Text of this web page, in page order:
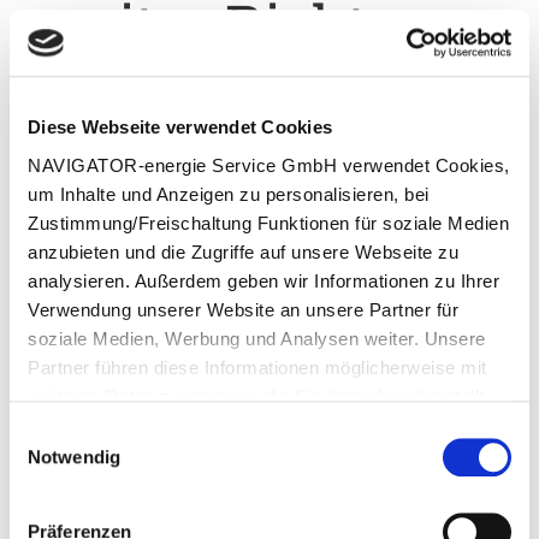
Diese Webseite verwendet Cookies
NAVIGATOR-energie Service GmbH verwendet Cookies,
um Inhalte und Anzeigen zu personalisieren, bei
Zustimmung/Freischaltung Funktionen für soziale Medien
anzubieten und die Zugriffe auf unsere Webseite zu
analysieren. Außerdem geben wir Informationen zu Ihrer
Verwendung unserer Website an unsere Partner für
soziale Medien, Werbung und Analysen weiter. Unsere
Partner führen diese Informationen möglicherweise mit
Dienste bereits gesammelt haben.
Notwendig
Präferenzen
weiter Richtung
2026
Wir bedanken uns herzlich für Ihr Vertrauen und Ihre Treue.
Unser Angebot bauen wir auch 2026 kompetent,
unabhängig und partnerschaftlich weiter aus. Gemeinsam
bleiben wir auf Kurs Richtung Einsparung, Transparenz und
Nachhaltigkeit.
Ihr Navigator Energie-Team
(Auszug)